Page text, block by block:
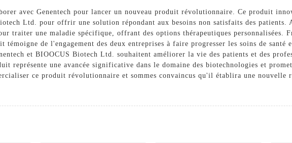
avec Genentech pour lancer un nouveau produit révolutionnaire. Ce produit
Ltd. pour offrir une solution répondant aux besoins non satisfaits des patients.
traiter une maladie spécifique, offrant des options thérapeutiques personnalisées.
témoigne de l'engagement des deux entreprises à faire progresser les soins de santé
et BIOOCUS Biotech Ltd. souhaitent améliorer la vie des patients et des
représente une avancée significative dans le domaine des biotechnologies et
ce produit révolutionnaire et sommes convaincus qu'il établira une nouvelle